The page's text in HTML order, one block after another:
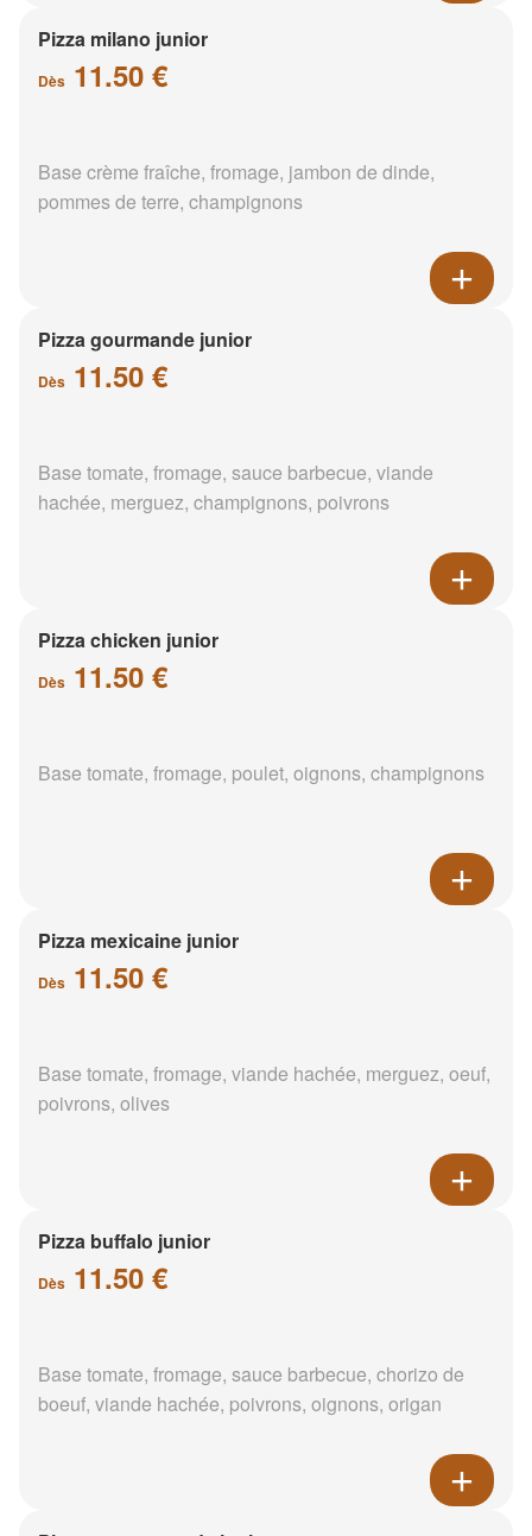
Pizza milano junior
Dès 11.50 €
Base crème fraîche, fromage, jambon de dinde,
pommes de terre, champignons
Pizza gourmande junior
Dès 11.50 €
Base tomate, fromage, sauce barbecue, viande
hachée, merguez, champignons, poivrons
Pizza chicken junior
Dès 11.50 €
Base tomate, fromage, poulet, oignons, champignons
Pizza mexicaine junior
Dès 11.50 €
Base tomate, fromage, viande hachée, merguez, oeuf,
poivrons, olives
Pizza buffalo junior
Dès 11.50 €
Base tomate, fromage, sauce barbecue, chorizo de
boeuf, viande hachée, poivrons, oignons, origan